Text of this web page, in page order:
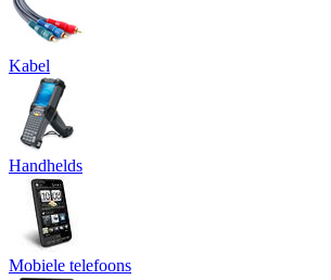
Kabel
Handhelds
Mobiele telefoons